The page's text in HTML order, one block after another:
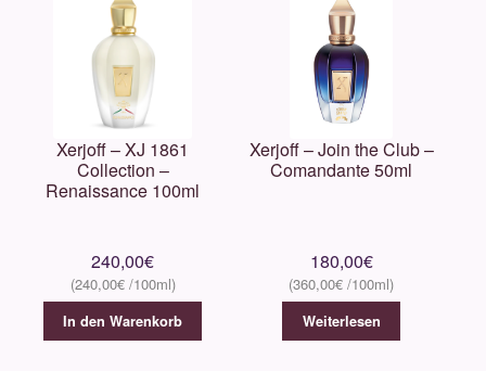
Xerjoff – XJ 1861
Collection –
Renaissance 100ml
240,00€
240,00€
In den Warenkorb
Xerjoff – Join the Club –
Comandante 50ml
180,00€
360,00€
Weiterlesen